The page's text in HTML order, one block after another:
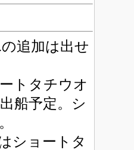
追加は出せ
トタチウオ
船予定。シ
ショートタ